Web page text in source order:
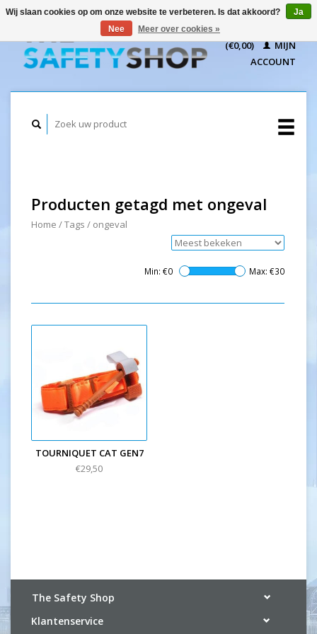
(€0,00)
MIJN
ACCOUNT
Producten getagd met ongeval
Home /Tags / ongeval
Min: €0 Max: €30
TOURNIQUET CAT GEN7
€29,50
The Safety Shop
Klantenservice
Wij slaan cookies op om onze website te verbeteren. Is dat akkoord?
Ja
Nee
Meer over cookies »